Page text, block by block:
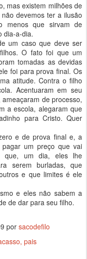
mas existem milhões de
devemos ter a ilusão
menos que sirvam de
dia-a-dia.
um caso que deve ser
O fato foi que um
tomadas as devidas
foi para prova final. Os
atitude. Contra o filho
Acentuaram em seu
de processo,
a escola, alegaram que
para Cristo. Quer
e de prova final e, a
um preço que vai
que, um dia, eles lhe
serem burladas, que
e que limites é ele
e eles não sabem a
de dar para seu filho.
por sacodefilo
pais